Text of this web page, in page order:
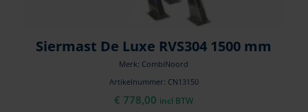
Siermast De Luxe RVS304 1500 mm
Merk: CombiNoord
Artikelnummer: CN13150
€ 778,00 incl BTW